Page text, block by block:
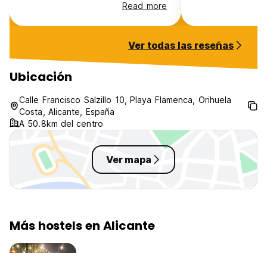
Read more
Ver todas las reseñas
Ubicación
Calle Francisco Salzillo 10, Playa Flamenca, Orihuela
Costa, Alicante, España
A 50.8km del centro
Ver mapa
Más hostels en Alicante